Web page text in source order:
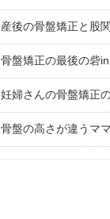
産後の骨盤矯正と股
骨盤矯正の最後の砦
妊婦さんの骨盤矯正
骨盤の高さが違うマ